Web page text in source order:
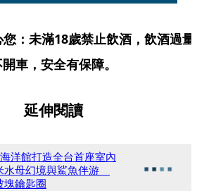
：未滿18歲禁止飲酒，飲酒過量
車，安全有保障。
延伸閱讀
洋館打造全台首座室內
水母幻境與鯊魚伴游
塊鑰匙圈